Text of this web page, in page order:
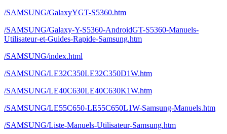
/SAMSUNG/GalaxyYGT-S5360.htm
/SAMSUNG/Galaxy-Y-S5360-AndroidGT-S5360-Manuels-
Utilisateur-et-Guides-Rapide-Samsung.htm
/SAMSUNG/index.html
/SAMSUNG/LE32C350LE32C350D1W.htm
/SAMSUNG/LE40C630LE40C630K1W.htm
/SAMSUNG/LE55C650-LE55C650L1W-Samsung-Manuels.htm
/SAMSUNG/Liste-Manuels-Utilisateur-Samsung.htm